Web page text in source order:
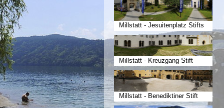
Millstatt - Jesuitenplatz Stifts
Millstatt - Kreuzgang Stift
Millstatt - Benediktiner Stift